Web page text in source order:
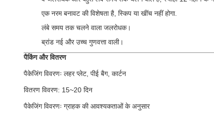
एक नरम बनावट की विशेषता है, स्किप या खींच नहीं होगा.
लंबे समय तक चलने वाला जलरोधक।
ब्रांड नई और उच्च गुणवत्ता वाली।
पैकिंग और वितरण
पैकेजिंग विवरणः लहर प्लेट, पीई बैग, कार्टन
वितरण विवरण: 15~20 दिन
पैकेजिंग विवरणः ग्राहक की आवश्यकताओं के अनुसार